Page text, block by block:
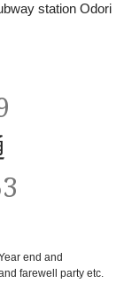
station Odori
end and
farewell party etc.